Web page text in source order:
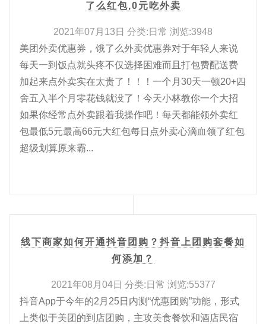
了么红包,0元吃外卖
2021年07月13日 分类:日常 浏览:3948
美团外卖优惠券，饿了么外卖优惠券对于年轻人来说
每天一到饭点就头疼不仅选择困难而且打包费配送费
加起来点外卖实在太贵了！！！一个月30天一顿20+四
舍五入半个月零花钱就没了！今天小林教你一个大招
如果你经常点外卖跟着我操作吧！每天都能领外卖红
包最低5元最高66元大红包每日点外卖心滴血领了红包
超级划算原来霸...
线下商家如何开通抖音团购？抖音上团购套餐如
何添加？
2021年08月04日 分类:日常 浏览:55377
抖音App于今年的2月25日内测“优惠团购”功能，形式
上类似于美团的到店团购，主攻美食餐饮和酒店民宿